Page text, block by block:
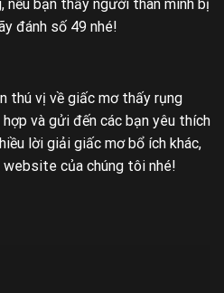
nếu bạn thấy người thân mình bị
đánh số 49 nhé!
thú vị về giấc mơ thấy rụng
và gửi đến các bạn yêu thích
lời giải giấc mơ bổ ích khác,
website của chúng tôi nhé!